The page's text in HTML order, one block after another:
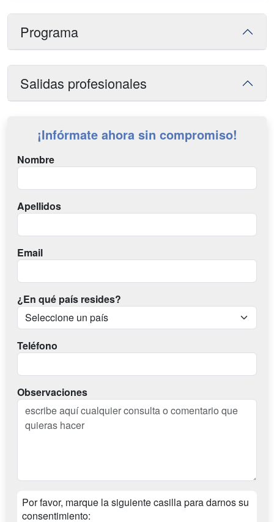
Programa
Salidas profesionales
¡Infórmate ahora sin compromiso!
Nombre
Apellidos
Email
¿En qué país resides?
Teléfono
Observaciones
Por favor, marque la siguiente casilla para darnos su
consentimiento: